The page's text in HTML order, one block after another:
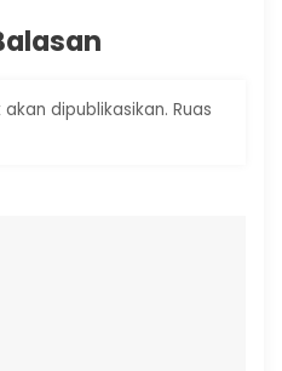
dipublikasikan. Ruas